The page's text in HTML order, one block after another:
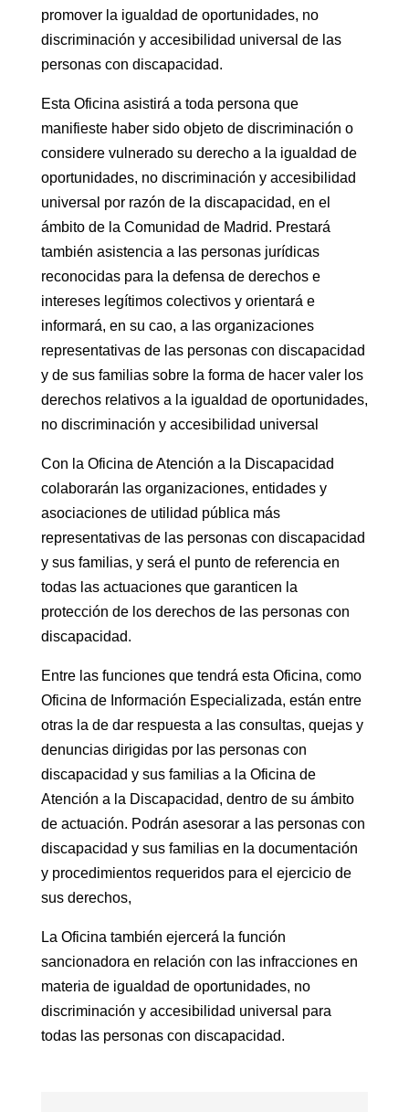
promover la igualdad de oportunidades, no
discriminación y accesibilidad universal de las
personas con discapacidad.
Esta Oficina asistirá a toda persona que
manifieste haber sido objeto de discriminación o
considere vulnerado su derecho a la igualdad de
oportunidades, no discriminación y accesibilidad
universal por razón de la discapacidad, en el
ámbito de la Comunidad de Madrid. Prestará
también asistencia a las personas jurídicas
reconocidas para la defensa de derechos e
intereses legítimos colectivos y orientará e
informará, en su cao, a las organizaciones
representativas de las personas con discapacidad
y de sus familias sobre la forma de hacer valer los
derechos relativos a la igualdad de oportunidades,
no discriminación y accesibilidad universal
Con la Oficina de Atención a la Discapacidad
colaborarán las organizaciones, entidades y
asociaciones de utilidad pública más
representativas de las personas con discapacidad
y sus familias, y será el punto de referencia en
todas las actuaciones que garanticen la
protección de los derechos de las personas con
discapacidad.
Entre las funciones que tendrá esta Oficina, como
Oficina de Información Especializada, están entre
otras la de dar respuesta a las consultas, quejas y
denuncias dirigidas por las personas con
discapacidad y sus familias a la Oficina de
Atención a la Discapacidad, dentro de su ámbito
de actuación. Podrán asesorar a las personas con
discapacidad y sus familias en la documentación
y procedimientos requeridos para el ejercicio de
sus derechos,
La Oficina también ejercerá la función
sancionadora en relación con las infracciones en
materia de igualdad de oportunidades, no
discriminación y accesibilidad universal para
todas las personas con discapacidad.